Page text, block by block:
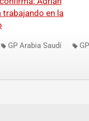
trabajando en la
GP Arabia Saudí